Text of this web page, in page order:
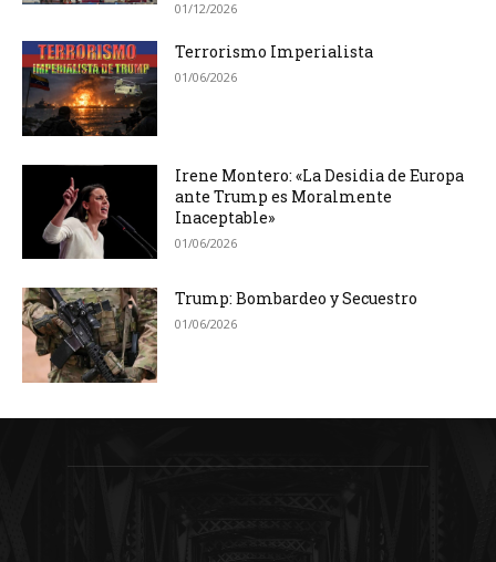
01/12/2026
Terrorismo Imperialista
01/06/2026
Irene Montero: «La Desidia de Europa
ante Trump es Moralmente
Inaceptable»
01/06/2026
Trump: Bombardeo y Secuestro
01/06/2026